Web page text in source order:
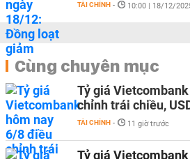
TÀI CHÍNH - 10:00 | 18/12/
Cùng chuyên mục
Tỷ giá
chỉnh trái chiều,
TÀI CHÍNH - 11 giờ trước
Tỷ giá